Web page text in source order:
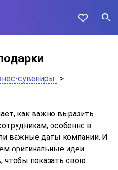
сувениры
>
как важно выразить
особенно в
важные даты компании. И
оригинальные идеи
чтобы показать свою